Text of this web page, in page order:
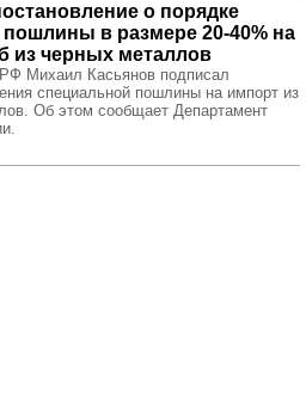
о порядке
в размере 20-40% на
из черных металлов
Михаил Касьянов подписал
специальной пошлины на импорт из
Об этом сообщает Департамент